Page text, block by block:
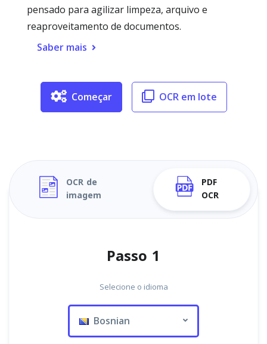
pensado para agilizar limpeza, arquivo e
reaproveitamento de documentos.
Saber mais
Começar OCR em lote
OCR de
imagem
PDF
OCR
Passo 1
Selecione o idioma
Bosnian